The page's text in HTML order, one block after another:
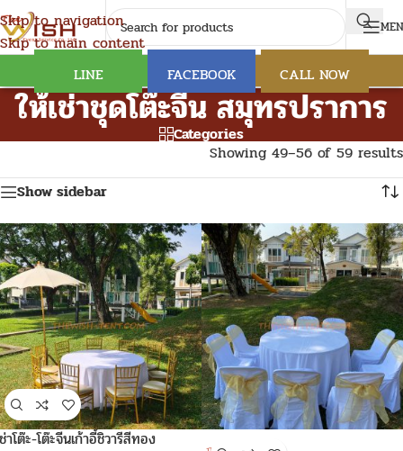
Skip to navigation
Skip to main content
LINE FACEBOOK CALL NOW
ให้เช่าชุดโต๊ะจีน สมุทรปราการ
Categories
Showing 49–56 of 59 results
Show sidebar
าโต๊ะ-โต๊ะจีนเก้าอี้ชิวารีสีทอง